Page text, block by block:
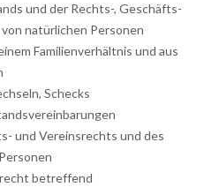
und der Rechts-, Geschäfts-
natürlichen Personen
Familienverhältnis und aus
Schecks
und Vereinsrechts und des
betreffend